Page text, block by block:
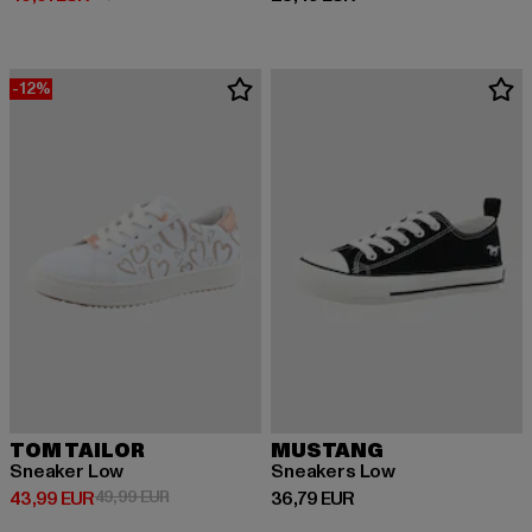
-12%
TOM TAILOR
Sneaker Low
43,99 EUR
Prix courant: 43,99 EUR
49,99 EURPrix en promotion: 49,99 EUR
MUSTANG
Sneakers Low
36,79 EUR
Prix courant: 36,79 EUR